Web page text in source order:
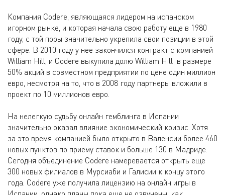
Компания Codere, являющаяся лидером на испанском
игорном рынке, и которая начала свою работу еще в 1980
году, с той поры значительно укрепила свои позиции в этой
сфере. В 2010 году у нее закончился контракт с компанией
William Hill, и Codere выкупила долю William Hill в размере
50% акций в совместном предприятии по цене один миллион
евро, несмотря на то, что в 2008 году партнеры вложили в
проект по 10 миллионов евро.
На нелегкую судьбу онлайн гемблинга в Испании
значительно оказал влияние экономический кризис. Хотя
за это время компанией было открыто в Валенсии более 460
новых пунктов по приему ставок и больше 130 в Мадриде.
Сегодня объединение Codere намеревается открыть еще
300 новых филиалов в Мурсиаби и Галисии к концу этого
года. Codere уже получила лицензию на онлайн игры в